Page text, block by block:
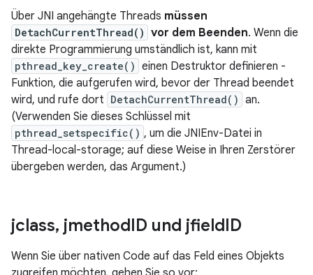
Über JNI angehängte Threads müssen
DetachCurrentThread() vor dem Beenden. Wenn die
direkte Programmierung umständlich ist, kann mit
pthread_key_create() einen Destruktor definieren -
Funktion, die aufgerufen wird, bevor der Thread beendet
wird, und rufe dort DetachCurrentThread() an.
(Verwenden Sie dieses Schlüssel mit
pthread_setspecific() , um die JNIEnv-Datei in
Thread-local-storage; auf diese Weise in Ihren Zerstörer
übergeben werden, das Argument.)
jclass, jmethodID und jfieldID
Wenn Sie über nativen Code auf das Feld eines Objekts